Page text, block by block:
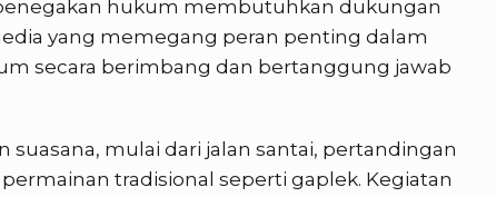
hukum membutuhkan dukungan
yang memegang peran penting dalam
secara berimbang dan bertanggung jawab
suasana, mulai dari jalan santai, pertandingan
tradisional seperti gaplek. Kegiatan